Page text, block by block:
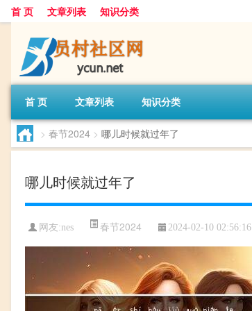
首 页 文章列表 知识分类
首 页 文章列表 知识分类
> 春节2024 > 哪儿时候就过年了
哪儿时候就过年了
网友:nes 春节2024 2024-02-10 02:56:16